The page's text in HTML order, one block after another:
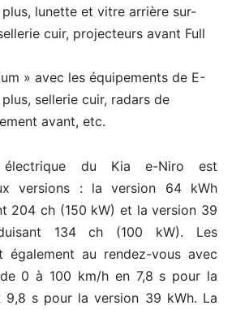
lunette et vitre arrière sur-
cuir, projecteurs avant Full
» avec les équipements de E-
sellerie cuir, radars de
avant, etc.
électrique du Kia e-Niro est
versions : la version 64 kWh
204 ch (150 kW) et la version 39
134 ch (100 kW). Les
également au rendez-vous avec
0 à 100 km/h en 7,8 s pour la
s pour la version 39 kWh. La